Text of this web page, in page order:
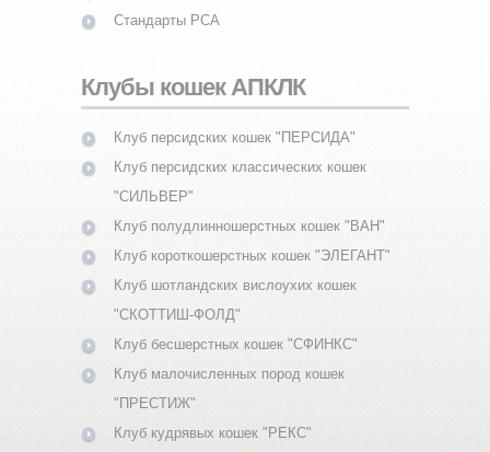
Стандарты PCA
Клубы кошек АПКЛК
Клуб персидских кошек "ПЕРСИДА"
Клуб персидских классических кошек
"СИЛЬВЕР"
Клуб полудлинношерстных кошек "ВАН"
Клуб короткошерстных кошек "ЭЛЕГАНТ"
Клуб шотландских вислоухих кошек
"СКОТТИШ-ФОЛД"
Клуб бесшерстных кошек "СФИНКС"
Клуб малочисленных пород кошек
"ПРЕСТИЖ"
Клуб кудрявых кошек "РЕКС"